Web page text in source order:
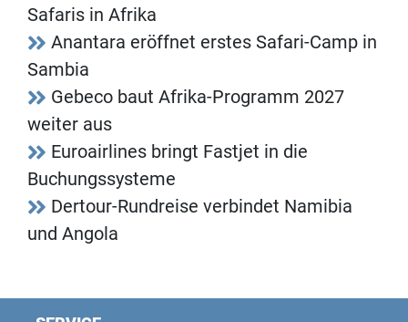
Safaris in Afrika
Anantara eröffnet erstes Safari-Camp in
Sambia
Gebeco baut Afrika-Programm 2027
weiter aus
Euroairlines bringt Fastjet in die
Buchungssysteme
Dertour-Rundreise verbindet Namibia
und Angola